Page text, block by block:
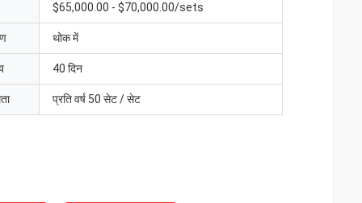
$65,000.00 - $70,000.00/sets
थोक में
40 दिन
प्रति वर्ष 50 सेट / सेट